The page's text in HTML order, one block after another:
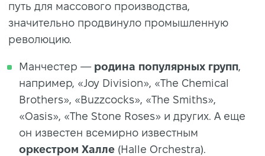
путь для массового производства,
значительно продвинуло промышленную
революцию.
Манчестер — родина популярных групп,
например, «Joy Division», «The Chemical
Brothers», «Buzzcocks», «The Smiths»,
«Oasis», «The Stone Roses» и других. А еще
он известен всемирно известным
оркестром Халле (Halle Orchestra).